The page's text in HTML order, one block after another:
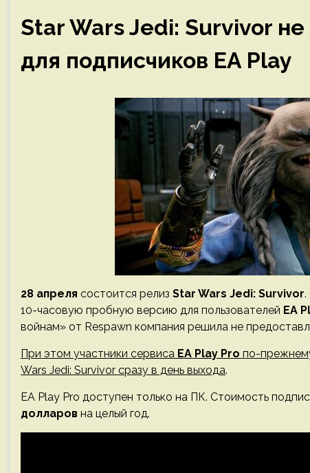
Star Wars Jedi: Survivor
для подписчиков EA Play
28 апреля состоится релиз Star Wars Jedi: Survivor.
10-часовую пробную версию для пользователей EA
войнам» от Respawn компания решила не
При этом участники сервиса EA Play Pro по-
Wars Jedi: Survivor сразу в день выхода.
EA Play Pro доступен только на ПК. Стоимость
долларов на целый год.